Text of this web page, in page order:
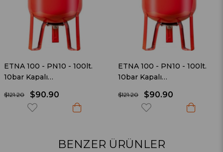
ETNA 100 - PN10 - 100lt.
10bar Kapalı
$90.90
$121.20
ETNA 100 - PN10 - 100lt.
10bar Kapalı
$90.90
$121.20
BENZER ÜRÜNLER